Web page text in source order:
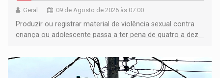
Geral 09 de Agosto de 2026 às 07:00
Produzir ou registrar material de violência sexual contra
criança ou adolescente passa a ter pena de quatro a dez